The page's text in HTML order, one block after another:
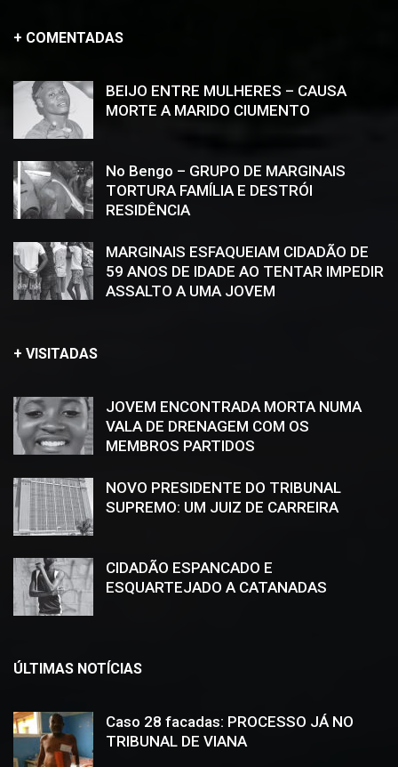
+ COMENTADAS
BEIJO ENTRE MULHERES – CAUSA
MORTE A MARIDO CIUMENTO
No Bengo – GRUPO DE MARGINAIS
TORTURA FAMÍLIA E DESTRÓI
RESIDÊNCIA
MARGINAIS ESFAQUEIAM CIDADÃO DE
59 ANOS DE IDADE AO TENTAR IMPEDIR
ASSALTO A UMA JOVEM
+ VISITADAS
JOVEM ENCONTRADA MORTA NUMA
VALA DE DRENAGEM COM OS
MEMBROS PARTIDOS
NOVO PRESIDENTE DO TRIBUNAL
SUPREMO: UM JUIZ DE CARREIRA
CIDADÃO ESPANCADO E
ESQUARTEJADO A CATANADAS
ÚLTIMAS NOTÍCIAS
Caso 28 facadas: PROCESSO JÁ NO
TRIBUNAL DE VIANA